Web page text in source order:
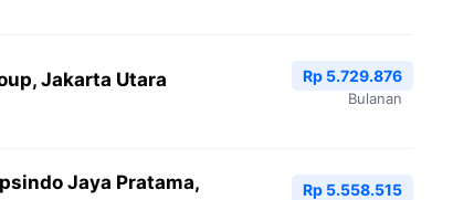
Jakarta Utara Rp 5.729.876
Bulanan
Jaya Pratama,
Rp 5.558.515